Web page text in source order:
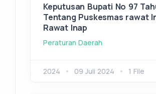
Keputusan Bupati No 97
Tentang Puskesmas rawat
Rawat Inap
Peraturan Daerah
2024 09 Juli 2024 1 File